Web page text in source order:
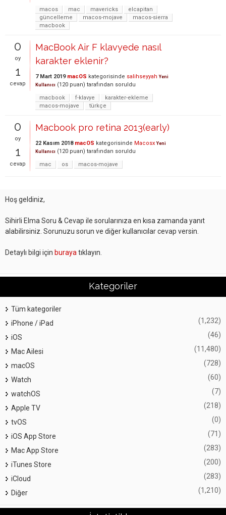
macos
mac mavericks
elcapitan
güncelleme
macos-mojave
macos-sierra
macbook
0
oy
1
cevap
MacBook Air F klavyede nasıl
karakter eklenir?
7 Mart 2019 macOS kategorisinde salihseyyah Yeni
Kullanıcı (120 puan) tarafından soruldu
macbook
f-klavye
karakter-ekleme
macos-mojave
türkçe
0
oy
1
cevap
Macbook pro retina 2013(early)
22 Kasım 2018 macOS kategorisinde Macosx Yeni
Kullanıcı (120 puan) tarafından soruldu
mac
os macos-mojave
Hoş geldiniz,
Sihirli Elma Soru & Cevap ile sorularınıza en kısa zamanda yanıt
alabilirsiniz. Sorunuzu sorun ve diğer kullanıcılar cevap versin.
Detaylı bilgi için buraya tıklayın.
Kategoriler
Tüm kategoriler
iPhone / iPad
(1,232)
iOS (46)
Mac Ailesi (11,480)
macOS (728)
Watch (60)
watchOS (7)
Apple TV (218)
tvOS (0)
iOS App Store (71)
Mac App Store (283)
iTunes Store (200)
iCloud (283)
Diğer (1,210)